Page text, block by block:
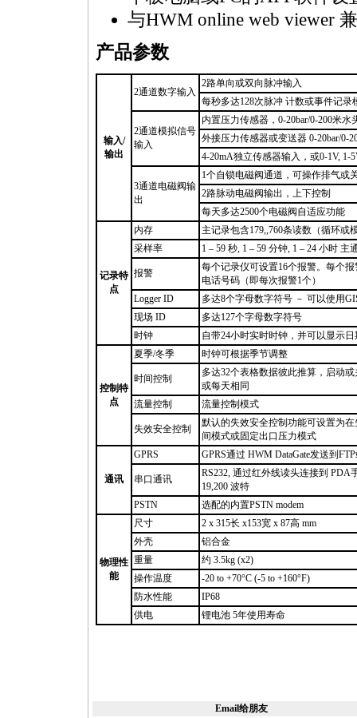
与HWM online web viewer
产品参数
输入/
输出
2通道数字输入
2路单向或双向脉冲输入
每秒多达128次脉冲 计数或事件记录
2通道模拟信号
输入
内置压力传感器，0-20bar/0-200米水
外接压力传感器或变送器 0-20bar/0-
4-20mA独立传感器输入，或0-1V, 1-
3通道电磁阀输
出
1个自锁电磁阀通道，可操作排气或
2路脉动电磁阀输出，上下控制
每天多达2500个电磁阀自适应功能
记录特
点
内存
主记录包含179,,760条读数（循环或
采样率
1 – 59 秒, 1 – 59 分钟, 1 – 24 小时
报警
每个记录仪可设置16个报警。每个
电话号码（即每次报警1个）
Logger ID
多达8个字母数字符号 － 可以使用
现场 ID
多达127个字母数字符号
时钟
自带24小时实时时钟，并可以显示日
控制特
点
夏季/冬季 时钟可根据季节调整
时间控制
多达32个表格数据彼此推算，启动
或每天相同
流量控制
流量控制模式
失效安全控制
默认的失效安全控制功能可设置为
间模式或固定出口压力模式
通讯
GPRS GPRS通过 HWM DataGate发送到
串口通讯
RS232, 通过红外线读头连接到
19,200 波特
PSTN
选配的内置PSTN modem
物理性
能
尺寸
2 x 315长 x153宽 x 87高 mm
外壳
铝合金
重量
约 3.5kg (x2)
操作温度
-20 to +70°C (-5 to +160°F)
防水性能
IP68
供电
锂电池 5年使用寿命
Email给朋友